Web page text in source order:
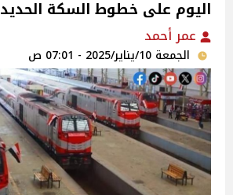
اليوم على خطوط السكة الحديد
عمر أحمد
الجمعة 10/يناير/2025 - 07:01 ص